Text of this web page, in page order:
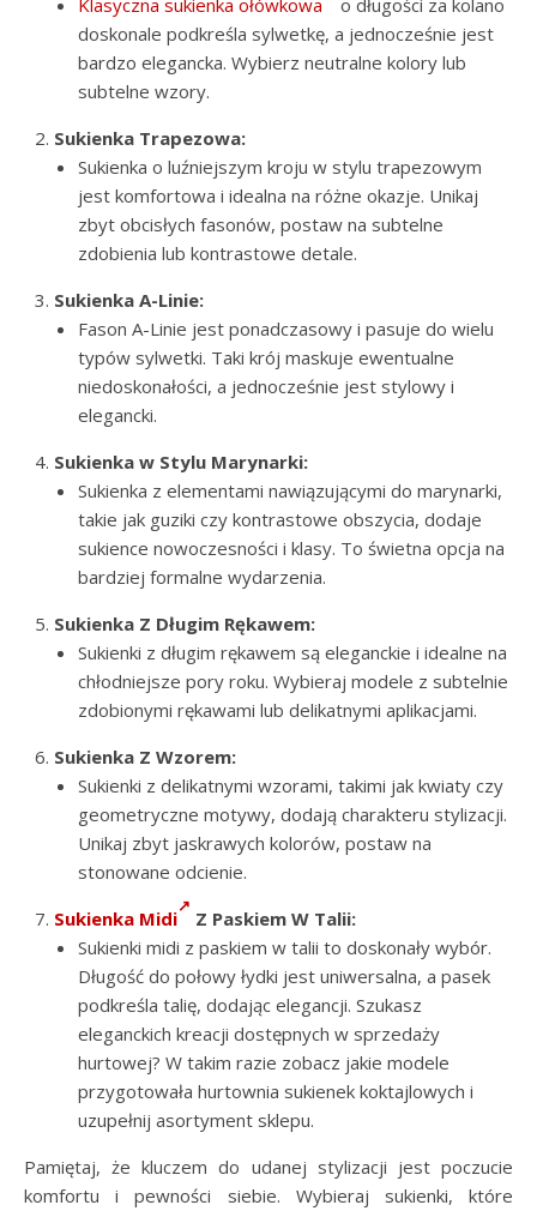
Klasyczna sukienka ołówkowa
o długości za kolano
doskonale podkreśla sylwetkę, a jednocześnie jest
bardzo elegancka. Wybierz neutralne kolory lub
subtelne wzory.
Sukienka Trapezowa:
Sukienka o luźniejszym kroju w stylu trapezowym
jest komfortowa i idealna na różne okazje. Unikaj
zbyt obcisłych fasonów, postaw na subtelne
zdobienia lub kontrastowe detale.
Sukienka A-Linie:
Fason A-Linie jest ponadczasowy i pasuje do wielu
typów sylwetki. Taki krój maskuje ewentualne
niedoskonałości, a jednocześnie jest stylowy i
elegancki.
Sukienka w Stylu Marynarki:
Sukienka z elementami nawiązującymi do marynarki,
takie jak guziki czy kontrastowe obszycia, dodaje
sukience nowoczesności i klasy. To świetna opcja na
bardziej formalne wydarzenia.
Sukienka Z Długim Rękawem:
Sukienki z długim rękawem są eleganckie i idealne na
chłodniejsze pory roku. Wybieraj modele z subtelnie
zdobionymi rękawami lub delikatnymi aplikacjami.
Sukienka Z Wzorem:
Sukienki z delikatnymi wzorami, takimi jak kwiaty czy
geometryczne motywy, dodają charakteru stylizacji.
Unikaj zbyt jaskrawych kolorów, postaw na
stonowane odcienie.
Sukienka Midi
Z Paskiem W Talii:
Sukienki midi z paskiem w talii to doskonały wybór.
Długość do połowy łydki jest uniwersalna, a pasek
podkreśla talię, dodając elegancji. Szukasz
eleganckich kreacji dostępnych w sprzedaży
hurtowej? W takim razie zobacz jakie modele
przygotowała hurtownia sukienek koktajlowych i
uzupełnij asortyment sklepu.
Pamiętaj, że kluczem do udanej stylizacji jest poczucie
komfortu i pewności siebie. Wybieraj sukienki, które